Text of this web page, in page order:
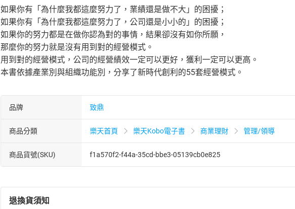
如果你有「為什麼我都這麼努力了，業績還是做不大」的困擾；
如果你有「為什麼我都這麼努力了，公司還是小小的」的困擾；
如果你的努力都是在做你認為對的事情，結果卻沒有如你所願，
那麼你的努力就是沒有用到對的經營模式。
用到對的經營模式，公司的經營績效一定可以更好，獲利一定可以更高。
本書依據產業別與組織功能別，分享了新時代創利的55套經營模式。
品牌 致鼎
商品分類 樂天首頁 樂天Kobo電子書 商業理財 管理/領導
商品貨號(SKU) f1a570f2-f44a-35cd-bbe3-05139cb0e825
退換貨須知